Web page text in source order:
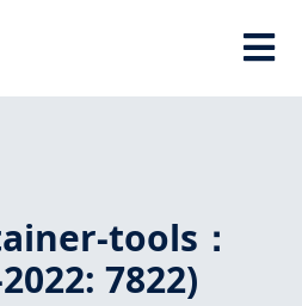
tools：
7822)